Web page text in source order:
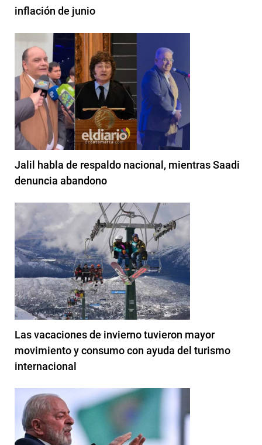
inflación de junio
Jalil habla de respaldo nacional, mientras Saadi
denuncia abandono
Las vacaciones de invierno tuvieron mayor
movimiento y consumo con ayuda del turismo
internacional